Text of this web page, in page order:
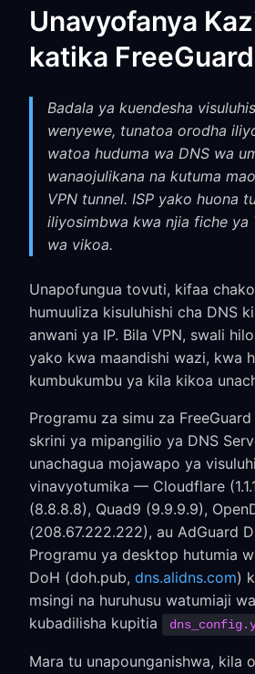
Unavyofanya
katika FreeGuard
Badala ya kuendesha
wenyewe, tunatoa orodha
watoa huduma wa DNS wa
wanaojulikana na kutuma
VPN tunnel. ISP yako huona
iliyosimbwa kwa njia fiche ya
wa vikoa.
Unapofungua tovuti, kifaa
humuuliza kisuluhishi cha DNS
anwani ya IP. Bila VPN, swali
yako kwa maandishi wazi, kwa
kumbukumbu ya kila kikoa
Programu za simu za
skrini ya mipangilio ya DNS
unachagua mojawapo ya
vinavyotumika — Cloudflare
(8.8.8.8), Quad9 (9.9.9.9),
(208.67.222.222), au AdGuard
Programu ya desktop hutumia
DoH (doh.pub, dns.alidns.com)
msingi na huruhusu watumiaji
kubadilisha kupitia
Mara tu unapounganishwa, kila